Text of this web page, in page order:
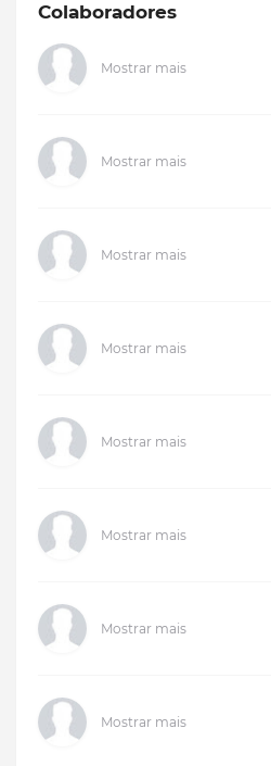
Colaboradores
Mostrar mais
Mostrar mais
Mostrar mais
Mostrar mais
Mostrar mais
Mostrar mais
Mostrar mais
Mostrar mais